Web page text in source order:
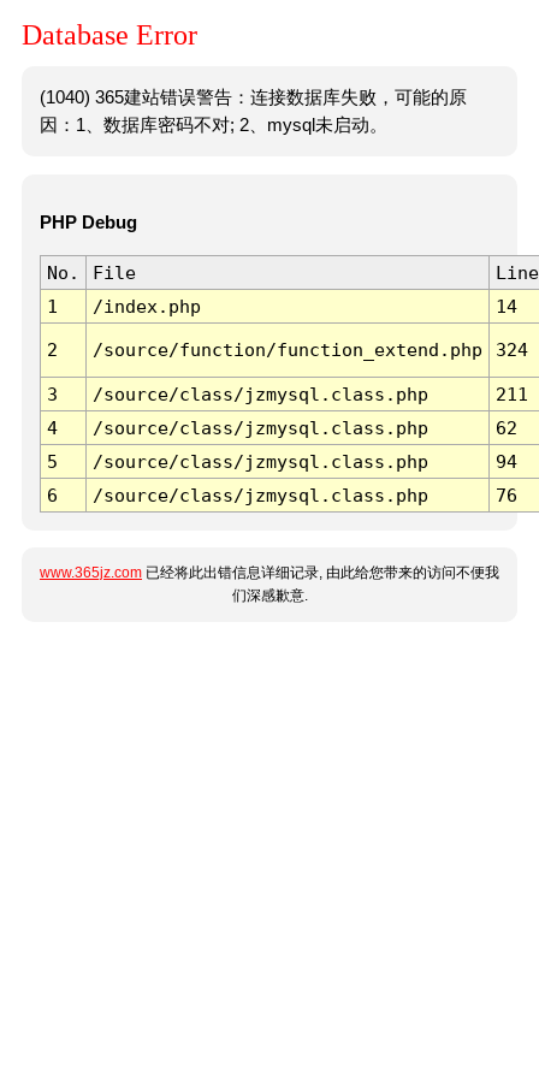
Database Error
(1040) 365建站错误警告：连接数据库失败，可能的原
因：1、数据库密码不对; 2、mysql未启动。
PHP Debug
No. File
Line
1
/index.php 14
2 /source/function/function_extend.php 324
3 /source/class/jzmysql.class.php
211
4
/source/class/jzmysql.class.php
62
5
/source/class/jzmysql.class.php
94
6
/source/class/jzmysql.class.php 76
www.365jz.com 已经将此出错信息详细记录, 由此给您带来的访问不便我
们深感歉意.